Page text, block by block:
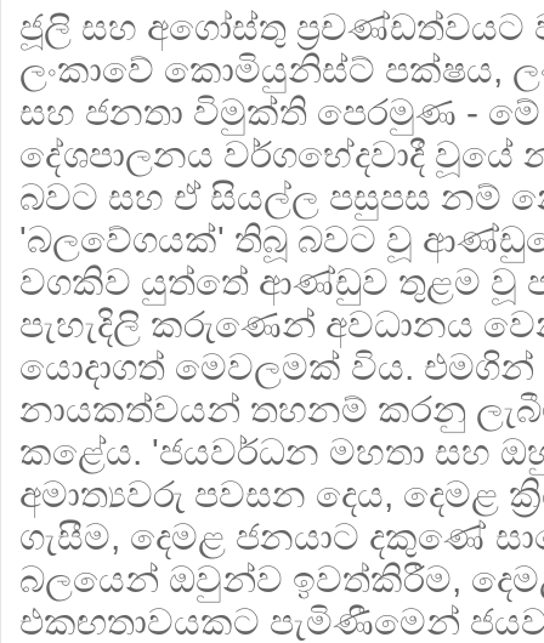
ජූලි සහ අගෝස්තු ප්‍රචණ්ඩත්වයට
ලංකාවේ කොමියුනිස්ට් පක්ෂය,
සහ ජනතා විමුක්ති පෙරමුණ -
දේශපාලනය වර්ගභේදවාදී වූයේ
බවට සහ ඒ සියල්ල පසුපස නම්
'බලවේගයක්' තිබූ බවට වූ
වගකිව යුත්තේ ආණ්ඩුව තුළම වූ
පැහැදිලි කරුණෙන් අවධානය
යොදාගත් මෙවලමක් විය. එමගින්
නායකත්වයන් තහනම් කරනු
කළේය. 'ජයවර්ධන මහතා සහ
අමාත්‍යවරු පවසන දෙය, දෙමළ
ගැසීම, දෙමළ ජනයාට දකුණේ
බලයෙන් ඔවුන්ව ඉවත්කිරීම,
එකඟතාවයකට පැමිණීමෙන්